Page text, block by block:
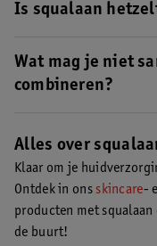
of producten met
advies.
Is squalaan
Lees hier meer over het
Wat mag je niet
combineren?
ingrediënten, zoals
en BHA’s.
Alles over
Klaar om je
Ontdek in ons skincare-
producten met
de buurt!